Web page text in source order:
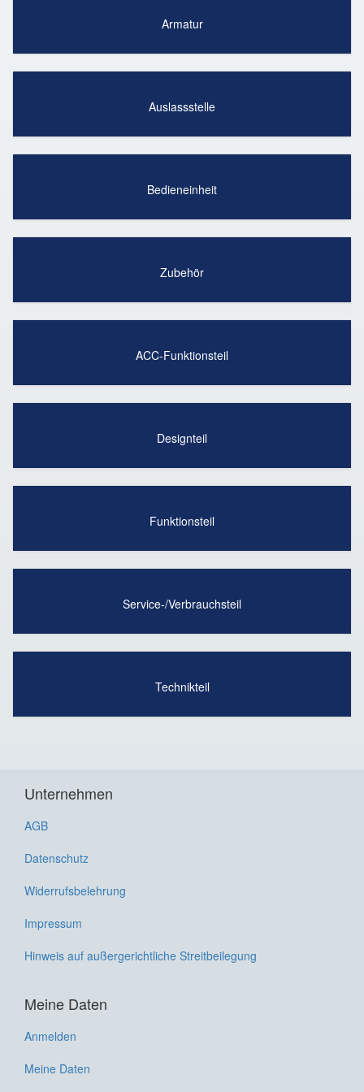
Armatur
Auslassstelle
Bedieneinheit
Zubehör
ACC-Funktionsteil
Designteil
Funktionsteil
Service-/Verbrauchsteil
Technikteil
Unternehmen
AGB
Datenschutz
Widerrufsbelehrung
Impressum
Hinweis auf außergerichtliche Streitbeilegung
Meine Daten
Anmelden
Meine Daten